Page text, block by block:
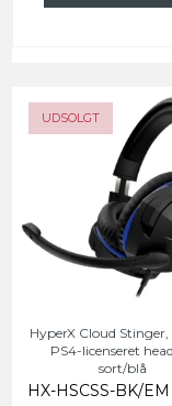
UDSOLGT
HyperX Cloud
PS4-licenseret
sort/blå
HX-HSCSS-BK/EM